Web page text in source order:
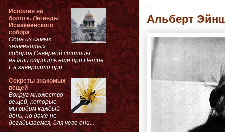
Альберт
Исполин на
болоте. Легенды
Исаакиевского
собора
Один из самых
знаменитых
соборов Северной столицы
начали строить еще при Петре
I, а завершили при...
Секреты знакомых
вещей
Вокруг множество
вещей, которые
мы видим каждый
день, но даже не
догадываемся, для чего они...